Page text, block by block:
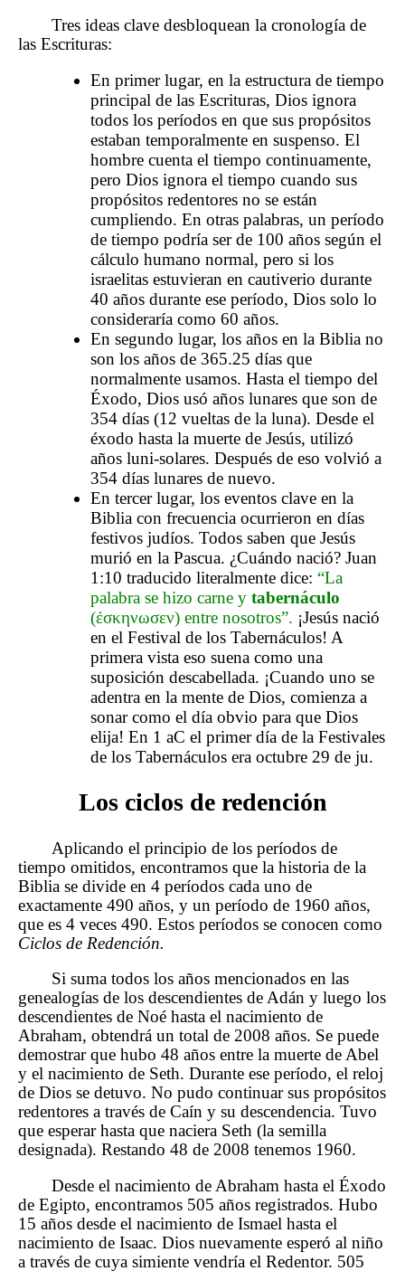
Tres ideas clave desbloquean la cronología de
las Escrituras:
En primer lugar, en la estructura de tiempo
principal de las Escrituras, Dios ignora
todos los períodos en que sus propósitos
estaban temporalmente en suspenso. El
hombre cuenta el tiempo continuamente,
pero Dios ignora el tiempo cuando sus
propósitos redentores no se están
cumpliendo. En otras palabras, un período
de tiempo podría ser de 100 años según el
cálculo humano normal, pero si los
israelitas estuvieran en cautiverio durante
40 años durante ese período, Dios solo lo
consideraría como 60 años.
En segundo lugar, los años en la Biblia no
son los años de 365.25 días que
normalmente usamos. Hasta el tiempo del
Éxodo, Dios usó años lunares que son de
354 días (12 vueltas de la luna). Desde el
éxodo hasta la muerte de Jesús, utilizó
años luni-solares. Después de eso volvió a
354 días lunares de nuevo.
En tercer lugar, los eventos clave en la
Biblia con frecuencia ocurrieron en días
festivos judíos. Todos saben que Jesús
murió en la Pascua. ¿Cuándo nació? Juan
1:10 traducido literalmente dice: “La
palabra se hizo carne y tabernáculo
(ἐσκηνωσεν) entre nosotros”. ¡Jesús nació
en el Festival de los Tabernáculos! A
primera vista eso suena como una
suposición descabellada. ¡Cuando uno se
adentra en la mente de Dios, comienza a
sonar como el día obvio para que Dios
elija! En 1 aC el primer día de la Festivales
de los Tabernáculos era octubre 29 de ju.
Los ciclos de redención
Aplicando el principio de los períodos de
tiempo omitidos, encontramos que la historia de la
Biblia se divide en 4 períodos cada uno de
exactamente 490 años, y un período de 1960 años,
que es 4 veces 490. Estos períodos se conocen como
Ciclos de Redención.
Si suma todos los años mencionados en las
genealogías de los descendientes de Adán y luego los
descendientes de Noé hasta el nacimiento de
Abraham, obtendrá un total de 2008 años. Se puede
demostrar que hubo 48 años entre la muerte de Abel
y el nacimiento de Seth. Durante ese período, el reloj
de Dios se detuvo. No pudo continuar sus propósitos
redentores a través de Caín y su descendencia. Tuvo
que esperar hasta que naciera Seth (la semilla
designada). Restando 48 de 2008 tenemos 1960.
Desde el nacimiento de Abraham hasta el Éxodo
de Egipto, encontramos 505 años registrados. Hubo
15 años desde el nacimiento de Ismael hasta el
nacimiento de Isaac. Dios nuevamente esperó al niño
a través de cuya simiente vendría el Redentor. 505